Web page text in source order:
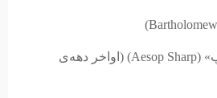
«آیسوپ شارپ» (Aesop Sharp) (اواخر دهه‌ی